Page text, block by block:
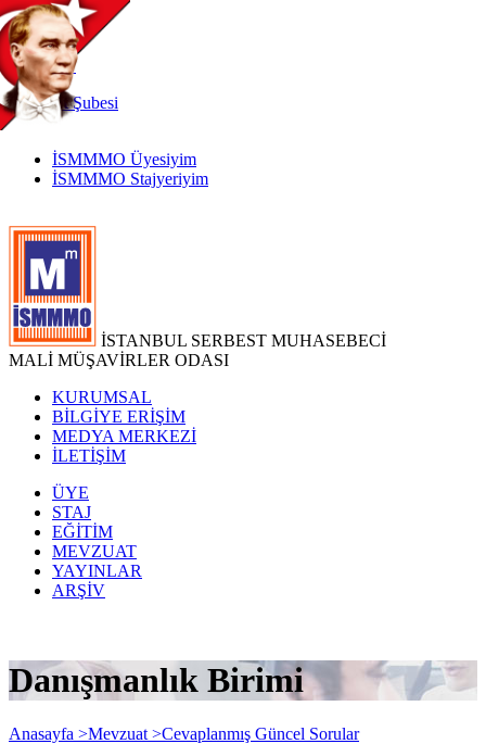
TR
|
EN
İnternetŞubesi
İSMMMO Üyesiyim
İSMMMO Stajyeriyim
İSTANBUL SERBEST MUHASEBECİ
MALİ MÜŞAVİRLER ODASI
KURUMSAL
BİLGİYE ERİŞİM
MEDYA MERKEZİ
İLETİŞİM
ÜYE
STAJ
EĞİTİM
MEVZUAT
YAYINLAR
ARŞİV
Danışmanlık Birimi
Anasayfa >Mevzuat >Cevaplanmış Güncel Sorular